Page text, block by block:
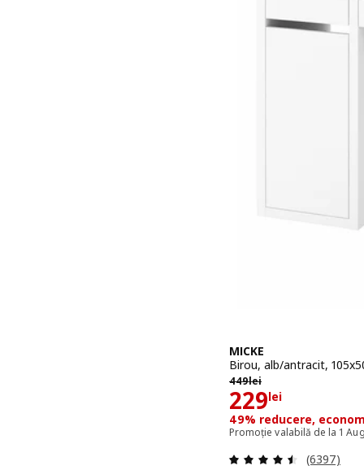
MICKE
Birou, alb/antracit,
449lei
449lei
229lei
Preţ 229lei
49% reducere,
Promoție valabilă de la 1
Evaluare:
(6397)